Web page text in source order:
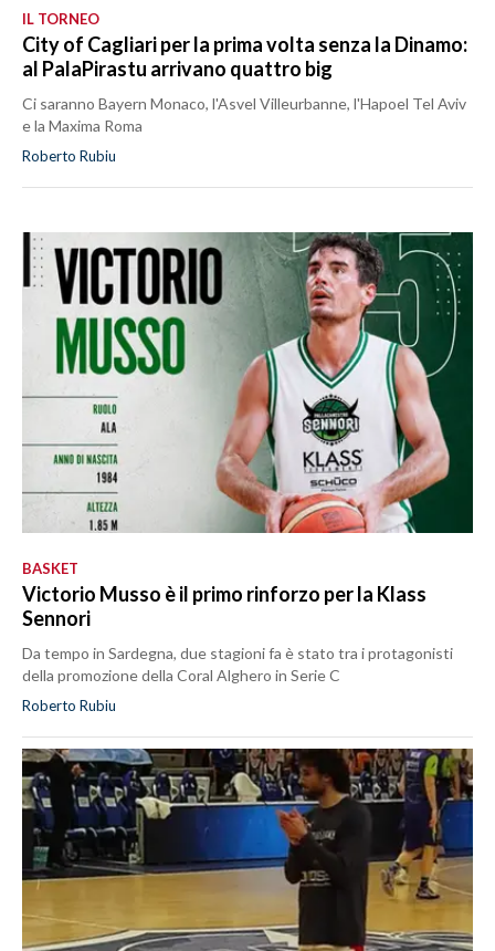
IL TORNEO
City of Cagliari per la prima volta senza la Dinamo:
al PalaPirastu arrivano quattro big
Ci saranno Bayern Monaco, l'Asvel Villeurbanne, l'Hapoel Tel Aviv
e la Maxima Roma
Roberto Rubiu
BASKET
Victorio Musso è il primo rinforzo per la Klass
Sennori
Da tempo in Sardegna, due stagioni fa è stato tra i protagonisti
della promozione della Coral Alghero in Serie C
Roberto Rubiu